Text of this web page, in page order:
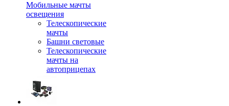
Мобильные мачты
освещения
Телескопические
мачты
Башни световые
Телескопические
мачты на
автоприцепах